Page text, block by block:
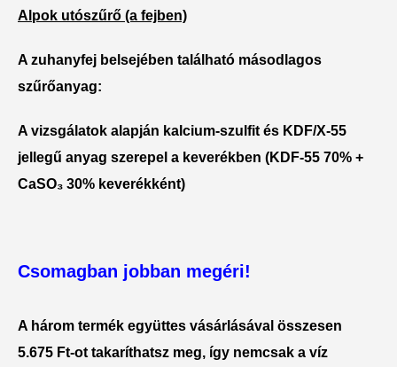
Alpok utószűrő (a fejben)
A zuhanyfej belsejében található másodlagos
szűrőanyag:
A vizsgálatok alapján kalcium-szulfit és KDF/X-55
jellegű anyag szerepel a keverékben (KDF-55 70% +
CaSO₃ 30% keverékként)
Csomagban jobban megéri!
A három termék együttes vásárlásával összesen
5.675 Ft-ot takaríthatsz meg, így nemcsak a víz